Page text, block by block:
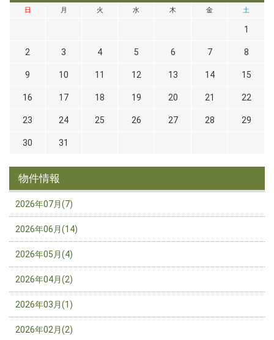
日 月 火 水 木 金 土
1
2 3 4 5 6 7 8
9 10 11 12 13 14 15
16 17 18 19 20 21 22
23 24 25 26 27 28 29
30 31
物件情報
2026年07月(7)
2026年06月(14)
2026年05月(4)
2026年04月(2)
2026年03月(1)
2026年02月(2)